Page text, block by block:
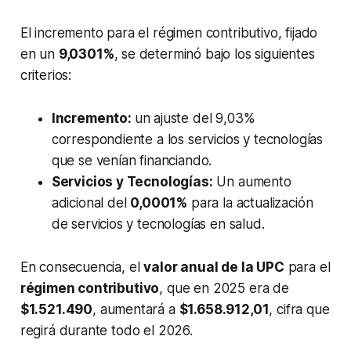
El incremento para el régimen contributivo, fijado
en un 9,0301%, se determinó bajo los siguientes
criterios:
Incremento: un ajuste del 9,03%
correspondiente a los servicios y tecnologías
que se venían financiando.
Servicios y Tecnologías: Un aumento
adicional del 0,0001% para la actualización
de servicios y tecnologías en salud.
En consecuencia, elvalor anual de la UPC para el
régimen contributivo, que en 2025 era de
$1.521.490, aumentará a $1.658.912,01, cifra que
regirá durante todo el 2026.